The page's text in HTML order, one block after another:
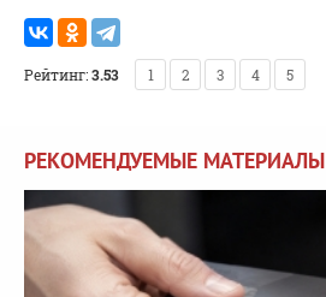
Рейтинг:3.53 1 2 3 4 5
РЕКОМЕНДУЕМЫЕ МАТЕРИАЛЫ